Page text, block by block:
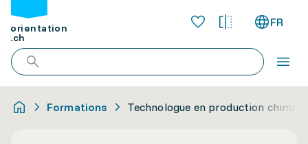
orientation
.ch
FR
Formations Technologue en production